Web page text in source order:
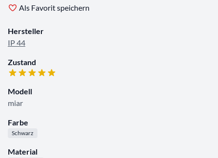
Als Favorit speichern
Hersteller
IP 44
Zustand
Modell
miar
Farbe
Schwarz
Material